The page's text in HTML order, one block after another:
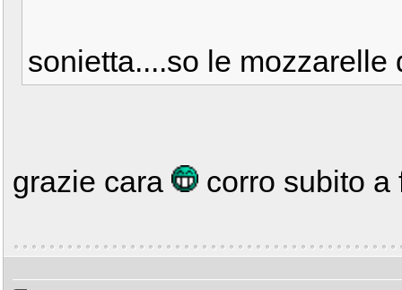
sonietta....so le
grazie cara corro subito